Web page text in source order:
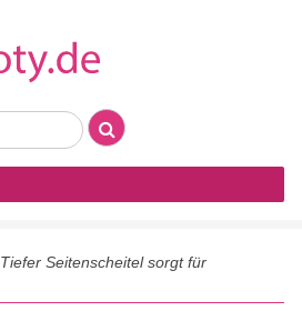
Tiefer Seitenscheitel sorgt für